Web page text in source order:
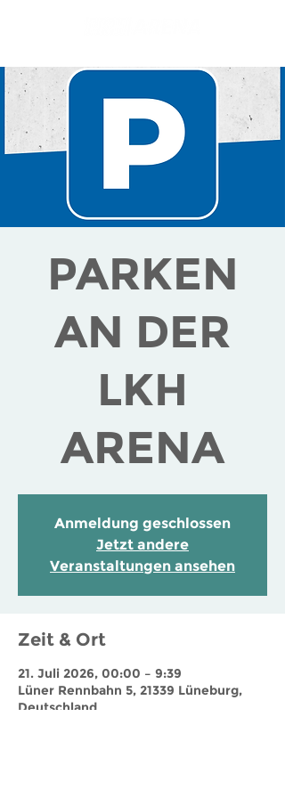
PARKEN
AN DER
LKH
ARENA
Anmeldung geschlossen
Jetzt andere
Veranstaltungen ansehen
Zeit & Ort
21. Juli 2026, 00:00 – 9:39
Lüner Rennbahn 5, 21339 Lüneburg,
Deutschland